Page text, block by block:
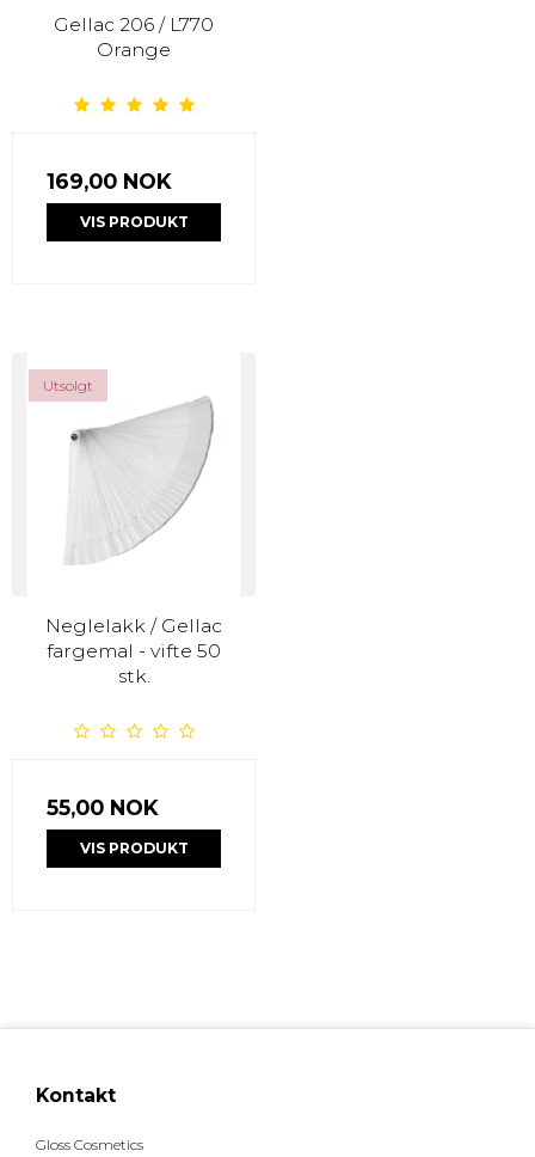
Gellac 206 / L770
Orange
169,00 NOK
VIS PRODUKT
Utsolgt
Neglelakk / Gellac
fargemal - vifte 50
stk.
55,00 NOK
VIS PRODUKT
Kontakt
Gloss Cosmetics